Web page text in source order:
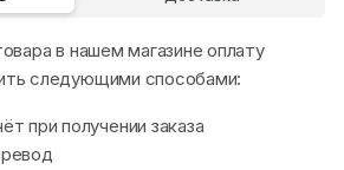
в нашем магазине оплату
следующими способами:
при получении заказа